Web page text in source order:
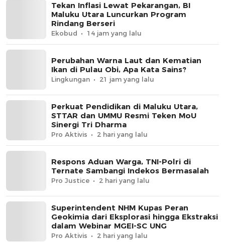
Tekan Inflasi Lewat Pekarangan, BI
Maluku Utara Luncurkan Program
Rindang Berseri
Ekobud 14 jam yang lalu
Perubahan Warna Laut dan Kematian
Ikan di Pulau Obi, Apa Kata Sains?
Lingkungan 21 jam yang lalu
Perkuat Pendidikan di Maluku Utara,
STTAR dan UMMU Resmi Teken MoU
Sinergi Tri Dharma
Pro Aktivis 2 hari yang lalu
Respons Aduan Warga, TNI-Polri di
Ternate Sambangi Indekos Bermasalah
Pro Justice 2 hari yang lalu
Superintendent NHM Kupas Peran
Geokimia dari Eksplorasi hingga Ekstraksi
dalam Webinar MGEI-SC UNG
Pro Aktivis 2 hari yang lalu